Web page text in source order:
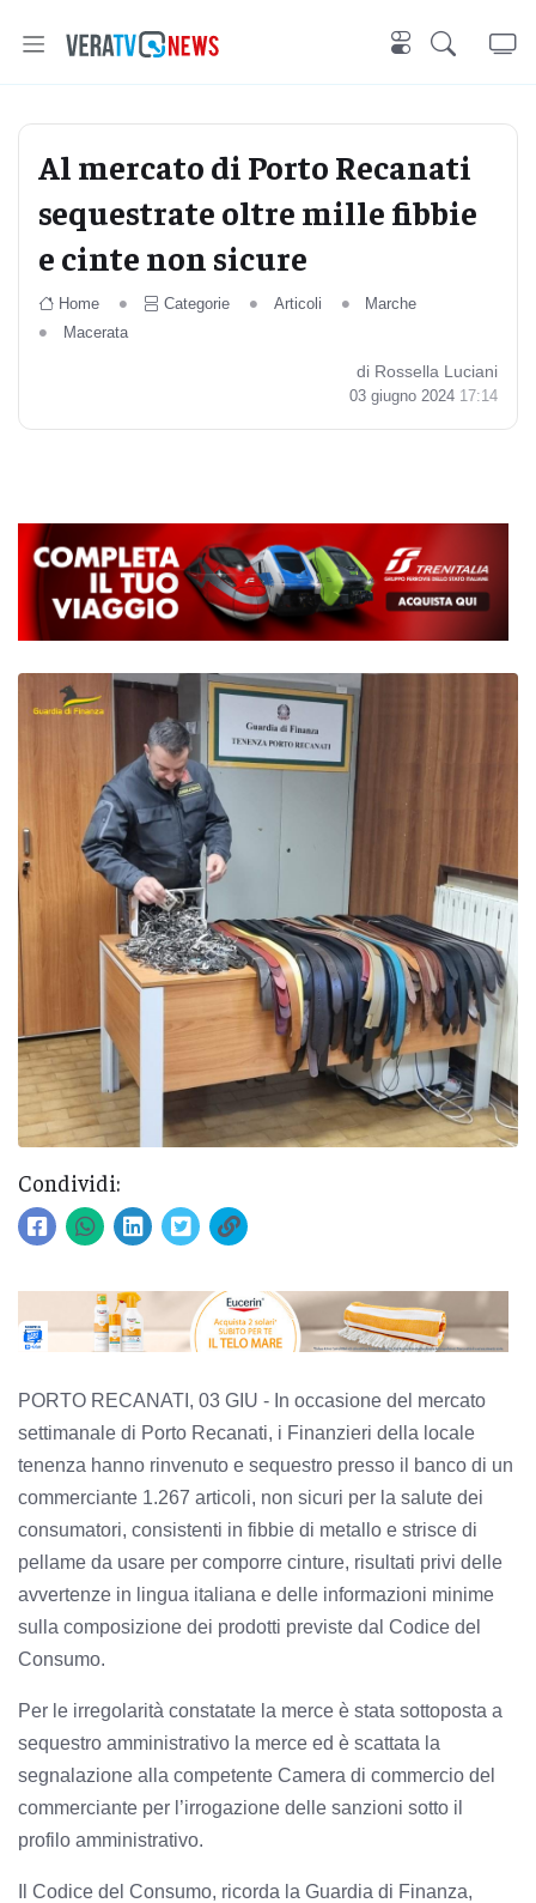
Al mercato di Porto Recanati
sequestrate oltre mille fibbie
e cinte non sicure
Home Categorie Articoli
Marche
Macerata
di Rossella Luciani
03 giugno 2024 17:14
Condividi:
PORTO RECANATI, 03 GIU - In occasione del mercato
settimanale di Porto Recanati, i Finanzieri della locale
tenenza hanno rinvenuto e sequestro presso il banco di un
commerciante 1.267 articoli, non sicuri per la salute dei
consumatori, consistenti in fibbie di metallo e strisce di
pellame da usare per comporre cinture, risultati privi delle
avvertenze in lingua italiana e delle informazioni minime
sulla composizione dei prodotti previste dal Codice del
Consumo.
Per le irregolarità constatate la merce è stata sottoposta a
sequestro amministrativo la merce ed è scattata la
segnalazione alla competente Camera di commercio del
commerciante per l’irrogazione delle sanzioni sotto il
profilo amministrativo.
Il Codice del Consumo, ricorda la Guardia di Finanza,